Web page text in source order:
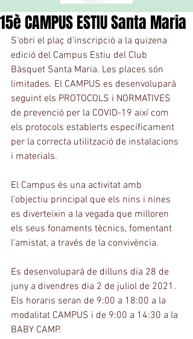
15è CAMPUS ESTIU Santa Maria
S’obri el plaç d’inscripció a la quizena
edició del Campus Estiu del Club
Bàsquet Santa Maria. Les places són
limitades. El CAMPUS es desenvoluparà
seguint els PROTOCOLS i NORMATIVES
de prevenció per la COVID-19 així com
els protocols establerts específicament
per la correcta utilització de instalacions
i materials.
El Campus és una activitat amb
l'objectiu principal que els nins i nines
es diverteixin a la vegada que milloren
els seus fonaments tècnics, fomentant
l'amistat, a través de la convivència.
Es desenvoluparà de dilluns dia 28 de
juny a divendres dia 2 de juliol de 2021.
Els horaris seran de 9:00 a 18:00 a la
modalitat CAMPUS i de 9:00 a 14:30 a la
BABY CAMP.